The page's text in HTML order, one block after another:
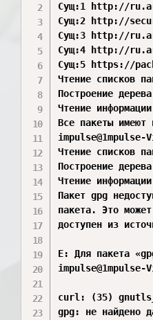
Сущ:1 http://
Сущ:2 http://
Сущ:3 http://
Сущ:4 http://
Сущ:5 https://
Чтение списков
Построение
Чтение
Все пакеты имеют
Чтение списков
Построение
Чтение
Пакет gpg
пакета. Это
доступен из
E: Для пакета
curl: (35)
gpg: не найдено